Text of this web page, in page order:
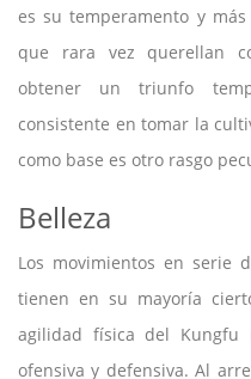
es su temperamento y
que rara vez querellan
obtener un triunfo
consistente en tomar la
como base es otro rasgo
Belleza
Los movimientos en serie
tienen en su mayoría
agilidad física del Kungfu
ofensiva y defensiva. Al